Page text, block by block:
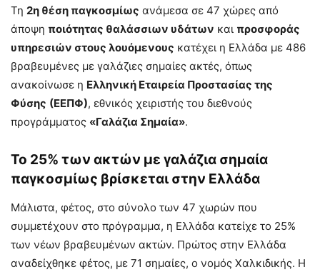
Τη 2η θέση παγκοσμίως ανάμεσα σε 47 χώρες από
άποψη ποιότητας θαλάσσιων υδάτων και προσφοράς
υπηρεσιών στους λουόμενους κατέχει η Ελλάδα με 486
βραβευμένες με γαλάζιες σημαίες ακτές, όπως
ανακοίνωσε η Ελληνική Εταιρεία Προστασίας της
Φύσης (ΕΕΠΦ), εθνικός χειριστής του διεθνούς
προγράμματος «Γαλάζια Σημαία».
Το 25% των ακτών με γαλάζια σημαία
παγκοσμίως βρίσκεται στην Ελλάδα
Μάλιστα, φέτος, στο σύνολο των 47 χωρών που
συμμετέχουν στο πρόγραμμα, η Ελλάδα κατείχε το 25%
των νέων βραβευμένων ακτών. Πρώτος στην Ελλάδα
αναδείχθηκε φέτος, με 71 σημαίες, ο νομός Χαλκιδικής. Η